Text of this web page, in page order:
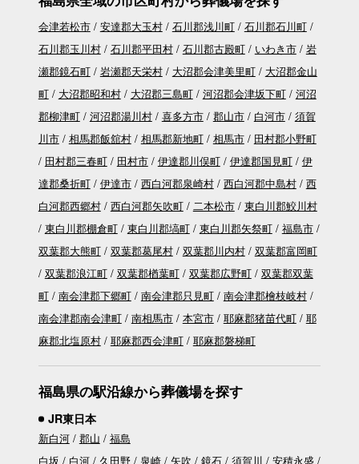
会津若松市 安達郡大玉村 石川郡浅川町
石川郡石川町
石川郡玉川村
石川郡平田村 石川郡古殿町 いわき市
岩
瀬郡鏡石町
岩瀬郡天栄村 大沼郡会津美里町
大沼郡金山
町
大沼郡昭和村 大沼郡三島町 河沼郡会津坂下町
河沼
郡柳津町
河沼郡湯川村 喜多方市 郡山市 白河市
須賀
川市
相馬郡飯舘村 相馬郡新地町 相馬市
田村郡小野町
田村郡三春町
田村市 伊達郡川俣町 伊達郡国見町
伊
達郡桑折町
伊達市 西白河郡泉崎村 西白河郡中島村
西
白河郡西郷村
西白河郡矢吹町 二本松市
東白川郡鮫川村
東白川郡棚倉町
東白川郡塙町 東白川郡矢祭町
福島市
双葉郡大熊町
双葉郡葛尾村 双葉郡川内村
双葉郡富岡町
双葉郡浪江町
双葉郡楢葉町 双葉郡広野町
双葉郡双葉
町
南会津郡下郷町 南会津郡只見町
南会津郡檜枝岐村
南会津郡南会津町
南相馬市 本宮市 耶麻郡猪苗代町
耶
麻郡北塩原村
耶麻郡西会津町 耶麻郡磐梯町
福島県の駅沿線から葬儀場を探す
JR東日本
新白河 郡山
福島
白坂
白河 久田野 泉崎 矢吹 鏡石 須賀川
安積永盛